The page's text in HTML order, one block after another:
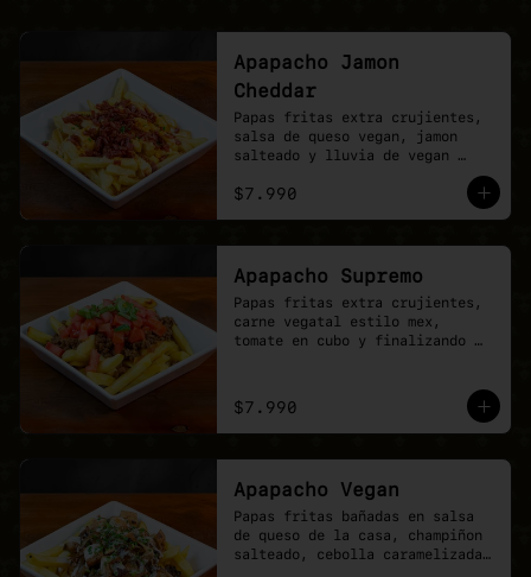
Apapacho Jamon
Cheddar
Papas fritas extra crujientes,
salsa de queso vegan, jamon
salteado y lluvia de vegan
$7.990
Apapacho Supremo
Papas fritas extra crujientes,
carne vegatal estilo mex,
tomate en cubo y finalizando
$7.990
Apapacho Vegan
Papas fritas bañadas en salsa
de queso de la casa, champiñon
salteado, cebolla caramelizada,